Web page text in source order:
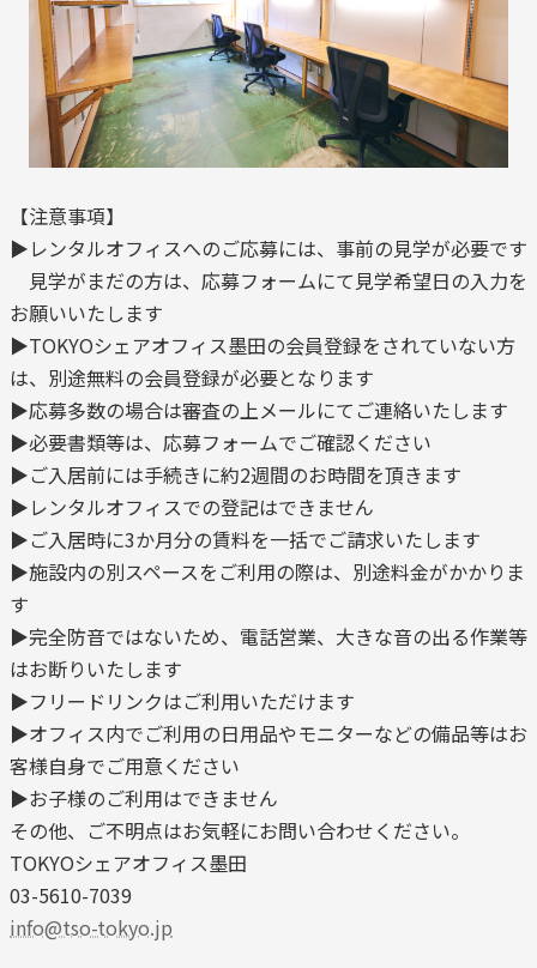
【注意事項】
▶レンタルオフィスへのご応募には、事前の見学が必要です
見学がまだの方は、応募フォームにて見学希望日の入力を
お願いいたします
▶TOKYOシェアオフィス墨田の会員登録をされていない方
は、別途無料の会員登録が必要となります
▶応募多数の場合は審査の上メールにてご連絡いたします
▶必要書類等は、応募フォームでご確認ください
▶ご入居前には手続きに約2週間のお時間を頂きます
▶レンタルオフィスでの登記はできません
▶ご入居時に3か月分の賃料を一括でご請求いたします
▶施設内の別スペースをご利用の際は、別途料金がかかりま
す
▶完全防音ではないため、電話営業、大きな音の出る作業等
はお断りいたします
▶フリードリンクはご利用いただけます
▶オフィス内でご利用の日用品やモニターなどの備品等はお
客様自身でご用意ください
▶お子様のご利用はできません
その他、ご不明点はお気軽にお問い合わせください。
TOKYOシェアオフィス墨田
03-5610-7039
info@tso-tokyo.jp